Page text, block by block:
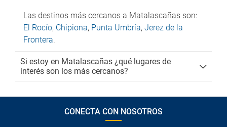
Las destinos más cercanos a Matalascañas son:
El Rocío, Chipiona, Punta Umbría, Jerez de la
Frontera.
Si estoy en Matalascañas ¿qué lugares de
interés son los más cercanos?
CONECTA CON NOSOTROS